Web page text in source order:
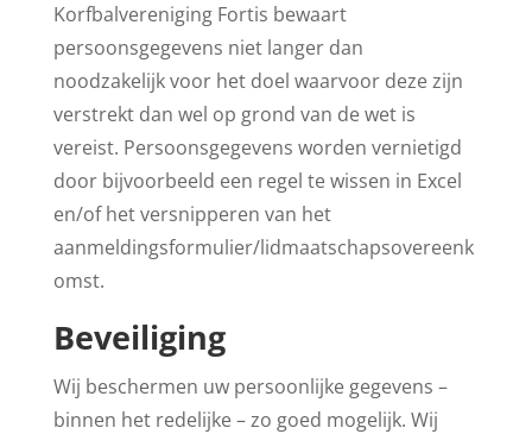
Korfbalvereniging Fortis bewaart
persoonsgegevens niet langer dan
noodzakelijk voor het doel waarvoor deze zijn
verstrekt dan wel op grond van de wet is
vereist. Persoonsgegevens worden vernietigd
door bijvoorbeeld een regel te wissen in Excel
en/of het versnipperen van het
aanmeldingsformulier/lidmaatschapsovereenk
omst.
Beveiliging
Wij beschermen uw persoonlijke gegevens –
binnen het redelijke – zo goed mogelijk. Wij